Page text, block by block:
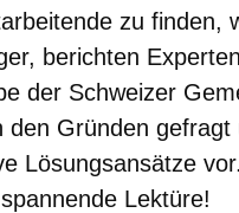
zu finden,
berichten
der Schweizer
den Gründen gefragt
Lösungsansätze
Lektüre!